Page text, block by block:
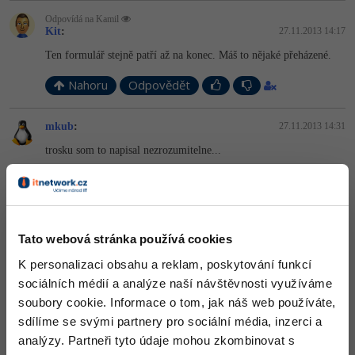
Tato webová stránka používá cookies
K personalizaci obsahu a reklam, poskytování funkcí
sociálních médií a analýze naší návštěvnosti využíváme
soubory cookie. Informace o tom, jak náš web používáte,
sdílíme se svými partnery pro sociální média, inzerci a
analýzy. Partneři tyto údaje mohou zkombinovat s
Odpovídá na Kamil
Kit: 27.11.2013 14:17
Ten formulář stejně patří až na konec. Máš to nějaké přeházené.
Nahoru Odpovědět
mkub: 27.11.2013 14:31
trosku som to napisal nezrozumitelne...
Ori I:
session_start musi byt pred zaciatkom skriptu(aj pred HTML,
prelepsiu orientaciu kukni nieco o MVC patterne).
A dovod preco ti to predtym fungovalo, no pravdepodobne si
pracoval na localhoste popripade zle nastavenom serveru, ktoremu
to nevadilo.